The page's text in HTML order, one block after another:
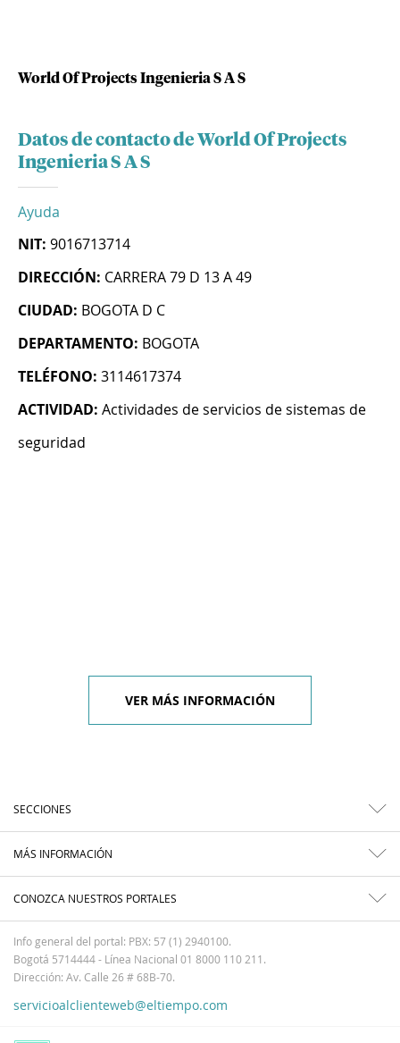
World Of Projects Ingenieria S A S
Datos de contacto de World Of Projects
Ingenieria S A S
Ayuda
NIT: 9016713714
DIRECCIÓN: CARRERA 79 D 13 A 49
CIUDAD: BOGOTA D C
DEPARTAMENTO: BOGOTA
TELÉFONO: 3114617374
ACTIVIDAD: Actividades de servicios de sistemas de
seguridad
VER MÁS INFORMACIÓN
SECCIONES
MÁS INFORMACIÓN
CONOZCA NUESTROS PORTALES
Info general del portal: PBX: 57 (1) 2940100.
Bogotá 5714444 - Línea Nacional 01 8000 110 211.
Dirección: Av. Calle 26 # 68B-70.
servicioalclienteweb@eltiempo.com